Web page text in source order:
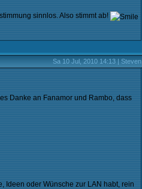
sinnlos. Also stimmt ab!
Sa 10 Jul, 2010 14:13 | Steven
Danke an Fanamor und Rambo, dass
Ideen oder Wünsche zur LAN habt, rein